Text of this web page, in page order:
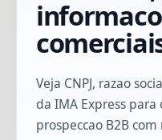
Veja CNPJ, razao
da IMA Express
prospeccao B2B